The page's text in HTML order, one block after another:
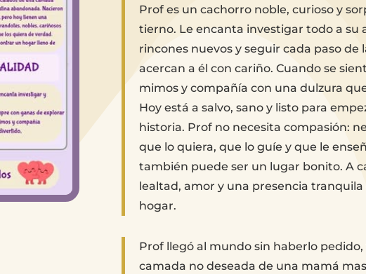
Prof es un cachorro noble, curioso y
tierno. Le encanta investigar todo a su
rincones nuevos y seguir cada paso de
acercan a él con cariño. Cuando se
mimos y compañía con una dulzura
Hoy está a salvo, sano y listo para
historia. Prof no necesita compasión:
que lo quiera, que lo guíe y que le
también puede ser un lugar bonito. A
lealtad, amor y una presencia
hogar.
Prof llegó al mundo sin haberlo
camada no deseada de una mamá